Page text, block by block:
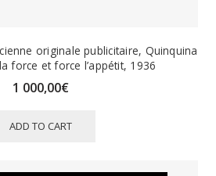
originale publicitaire, Quinquina
force et force l’appétit, 1936
1 000,00€
ADD TO CART